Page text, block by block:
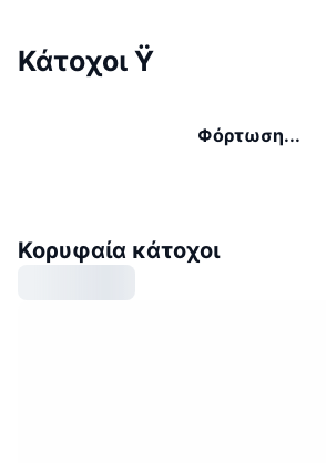
Κάτοχοι Ÿ
Φόρτωση...
Κορυφαία κάτοχοι